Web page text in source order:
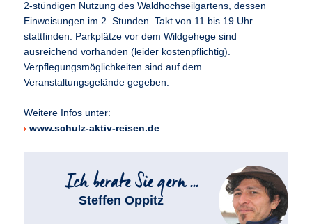
2-stündigen Nutzung des Waldhochseilgartens, dessen
Einweisungen im 2–Stunden–Takt von 11 bis 19 Uhr
stattfinden. Parkplätze vor dem Wildgehege sind
ausreichend vorhanden (leider kostenpflichtig).
Verpflegungsmöglichkeiten sind auf dem
Veranstaltungsgelände gegeben.
Weitere Infos unter:
www.schulz-aktiv-reisen.de
Steffen Oppitz